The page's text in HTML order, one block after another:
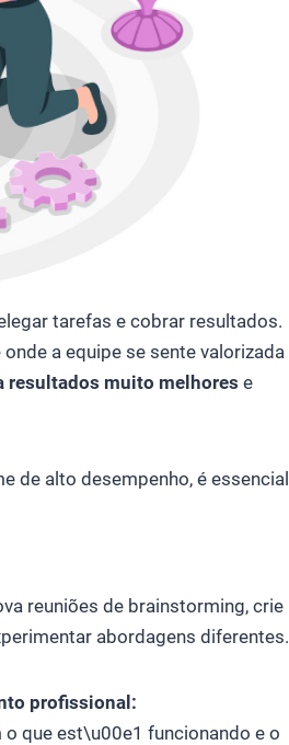
tarefas e cobrar resultados.
a equipe se sente valorizada
resultados muito melhores e
de alto desempenho, é essencial
reuniões de brainstorming, crie
abordagens diferentes.
profissional:
que est\u00e1 funcionando e o